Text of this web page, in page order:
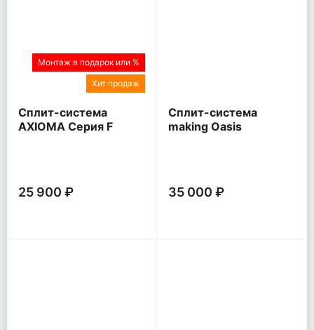
Монтаж в подарок или %
Хит продаж
Сплит-система
AXIOMA Серия F
25 900 ₽
Сплит-система
making Oasis
35 000 ₽